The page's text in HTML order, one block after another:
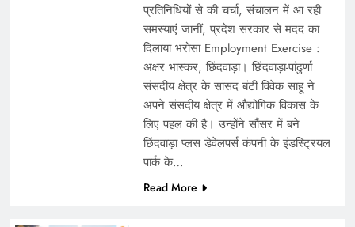
प्रतिनिधियों से की चर्चा, संचालन में आ रही
समस्याएं जानीं, प्रदेश सरकार से मदद का
दिलाया भरोसा Employment Exercise :
अक्षर भास्कर, छिंदवाड़ा। छिंदवाड़ा-पांढुर्णा
संसदीय क्षेत्र के सांसद बंटी विवेक साहू ने
अपने संसदीय क्षेत्र में औद्योगिक विकास के
लिए पहल की है। उन्होंने सौंसर में बने
छिंदवाड़ा प्लस डेवेलपर्स कंपनी के इंडस्ट्रियल
पार्क के…
Read More